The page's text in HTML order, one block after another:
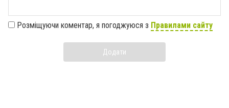
Розміщуючи коментар, я погоджуюся з Правилами сайту
Додати